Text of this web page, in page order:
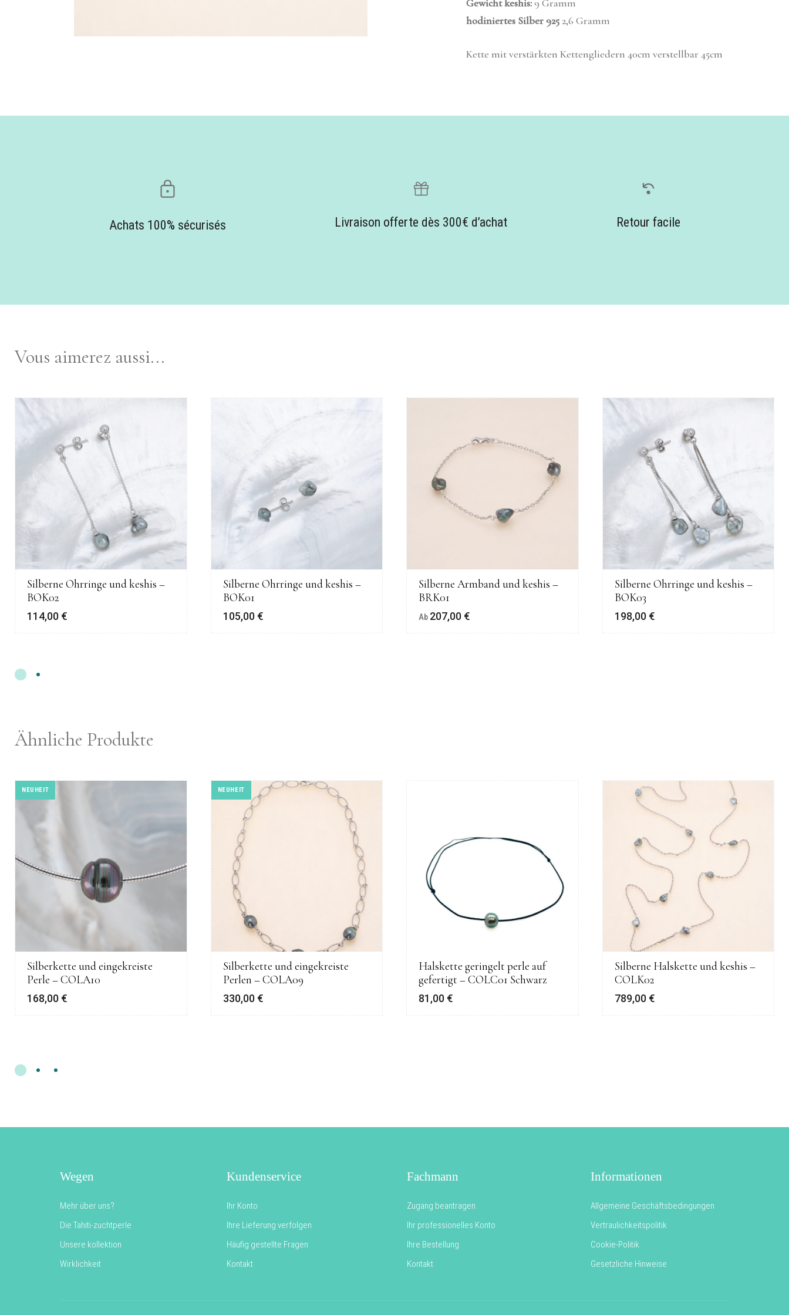
Gewichtkeshis:9 Gramm
hodiniertes Silber 925 2,6 Gramm
Kette mit verstärkten Kettengliedern 40cm verstellbar 45cm
Achats 100% sécurisés Livraison offerte dès 300€ d’achat Retour facile
Vous aimerez aussi...
Silberne Ohrringe und keshis –
BOK02
114,00 €
Silberne Ohrringe und keshis –
BOK01
105,00 €
Silberne Armband und keshis –
BRK01
Ab 207,00 €
Silberne Ohrringe und keshis –
BOK03
198,00 €
Ähnliche Produkte
NEUHEIT
Silberkette und eingekreiste
Perle – COLA10
168,00 €
NEUHEIT
Silberkette und eingekreiste
Perlen – COLA09
330,00 €
Halskette geringelt perle auf
gefertigt – COLC01 Schwarz
81,00 €
Silberne Halskette und keshis –
COLK02
789,00 €
Wegen
Mehr über uns?
Die Tahiti-zuchtperle
Unsere kollektion
Wirklichkeit
Kundenservice
Ihr Konto
Ihre Lieferung verfolgen
Häufig gestellte Fragen
Kontakt
Fachmann
Zugang beantragen
Ihr professionelles Konto
Ihre Bestellung
Kontakt
Informationen
Allgemeine Geschäftsbedingungen
Vertraulichkeitspolitik
Cookie-Politik
Gesetzliche Hinweise